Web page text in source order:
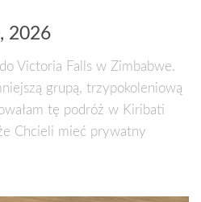
2026
Victoria Falls w Zimbabwe.
grupą, trzypokoleniową
tę podróż w Kiribati
Chcieli mieć prywatny